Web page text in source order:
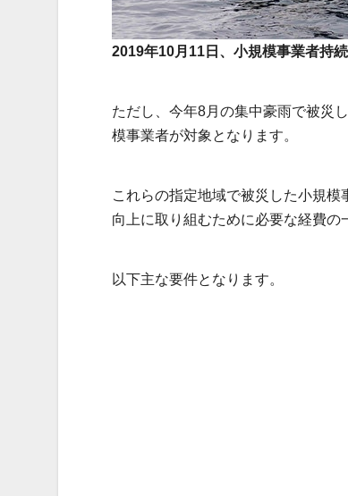
2019年10月11日、小規模事業者持
ただし、今年8月の集中豪雨で被災
模事業者が対象となります。
これらの指定地域で被災した小規
向上に取り組むために必要な経費の
以下主な要件となります。